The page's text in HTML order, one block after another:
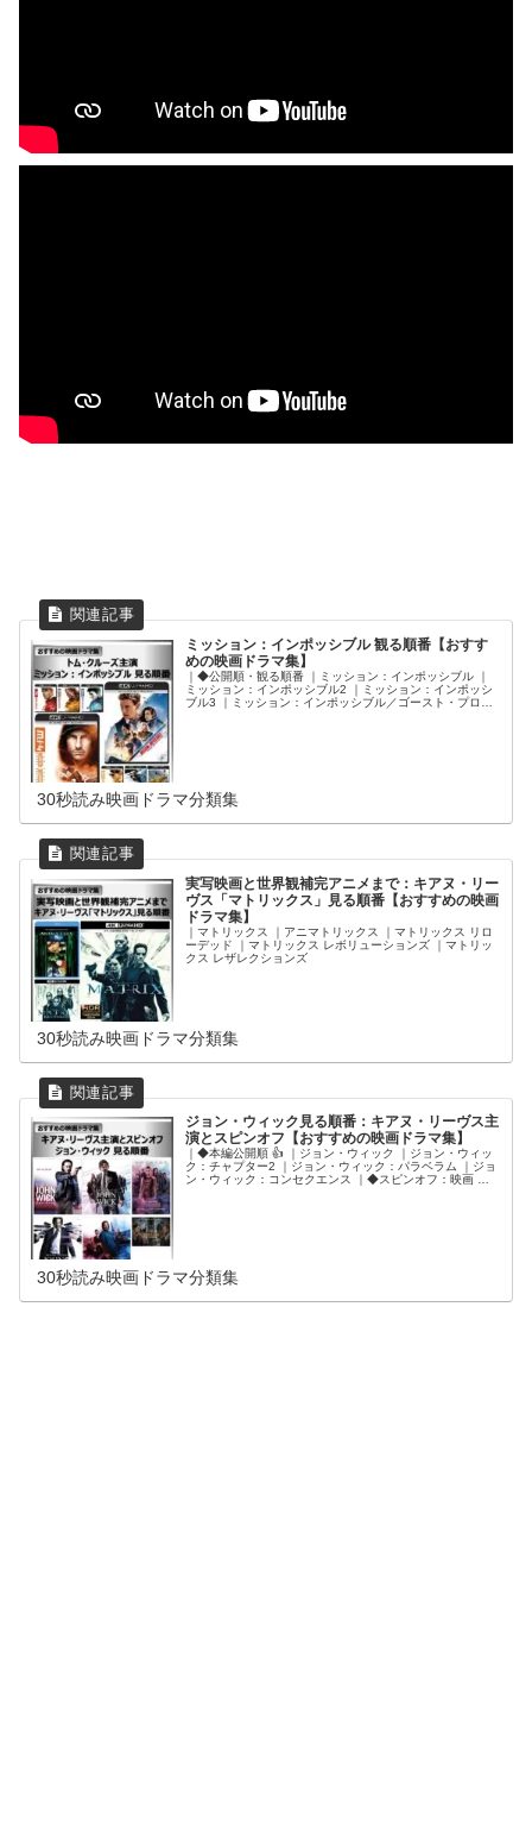
ミッション：インポッシブル 観る順番【おすす
めの映画ドラマ集】
｜◆公開順・観る順番 ｜ミッション：インポッシブル ｜
ミッション：インポッシブル2 ｜ミッション：インポッシ
ブル3 ｜ミッション：インポッシブル／ゴースト・プロト
30秒読み映画ドラマ分類集
実写映画と世界観補完アニメまで：キアヌ・リー
ヴス「マトリックス」見る順番【おすすめの映画
ドラマ集】
｜マトリックス ｜アニマトリックス ｜マトリックス リロ
ーデッド ｜マトリックス レボリューションズ ｜マトリッ
クス レザレクションズ
30秒読み映画ドラマ分類集
ジョン・ウィック見る順番：キアヌ・リーヴス主
演とスピンオフ【おすすめの映画ドラマ集】
｜◆本編公開順 👍 ｜ジョン・ウィック ｜ジョン・ウィッ
ク：チャプター2 ｜ジョン・ウィック：パラベラム ｜ジョ
ン・ウィック：コンセクエンス ｜◆スピンオフ：映画 ｜
30秒読み映画ドラマ分類集